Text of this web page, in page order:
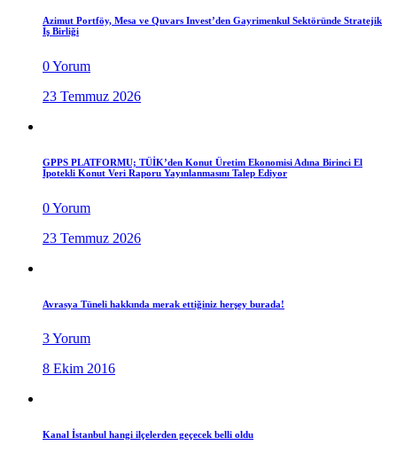
Azimut Portföy, Mesa ve Quvars Invest’den Gayrimenkul Sektöründe Stratejik
İş Birliği
0 Yorum
23 Temmuz 2026
GPPS PLATFORMU; TÜİK’den Konut Üretim Ekonomisi Adına Birinci El
İpotekli Konut Veri Raporu Yayınlanmasını Talep Ediyor
0 Yorum
23 Temmuz 2026
Avrasya Tüneli hakkında merak ettiğiniz herşey burada!
3 Yorum
8 Ekim 2016
Kanal İstanbul hangi ilçelerden geçecek belli oldu